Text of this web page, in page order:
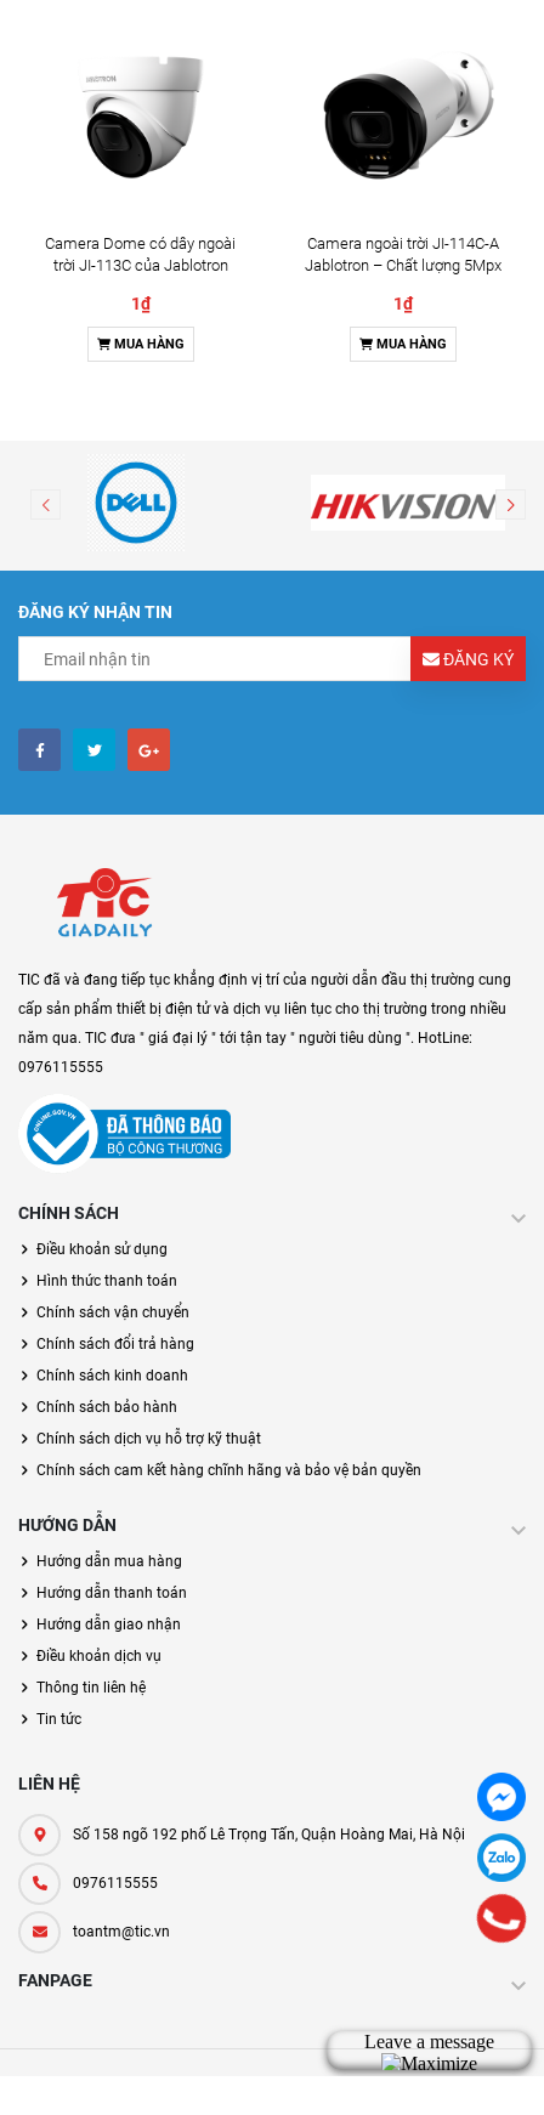
Camera Dome có dây ngoài
trời JI-113C của Jablotron
1₫
MUA HÀNG
Camera ngoài trời JI-114C-A
Jablotron – Chất lượng 5Mpx
1₫
MUA HÀNG
ĐĂNG KÝ NHẬN TIN
ĐĂNG KÝ
TIC đã và đang tiếp tục khẳng định vị trí của người dẫn đầu thị trường cung
cấp sản phẩm thiết bị điện tử và dịch vụ liên tục cho thị trường trong nhiều
năm qua. TIC đưa " giá đại lý " tới tận tay " người tiêu dùng ". HotLine:
0976115555
CHÍNH SÁCH
Điều khoản sử dụng
Hình thức thanh toán
Chính sách vận chuyển
Chính sách đổi trả hàng
Chính sách kinh doanh
Chính sách bảo hành
Chính sách dịch vụ hỗ trợ kỹ thuật
Chính sách cam kết hàng chĩnh hãng và bảo vệ bản quyền
HƯỚNG DẪN
Hướng dẫn mua hàng
Hướng dẫn thanh toán
Hướng dẫn giao nhận
Điều khoản dịch vụ
Thông tin liên hệ
Tin tức
LIÊN HỆ
Số 158 ngõ 192 phố Lê Trọng Tấn, Quận Hoàng Mai, Hà Nội
0976115555
toantm@tic.vn
FANPAGE